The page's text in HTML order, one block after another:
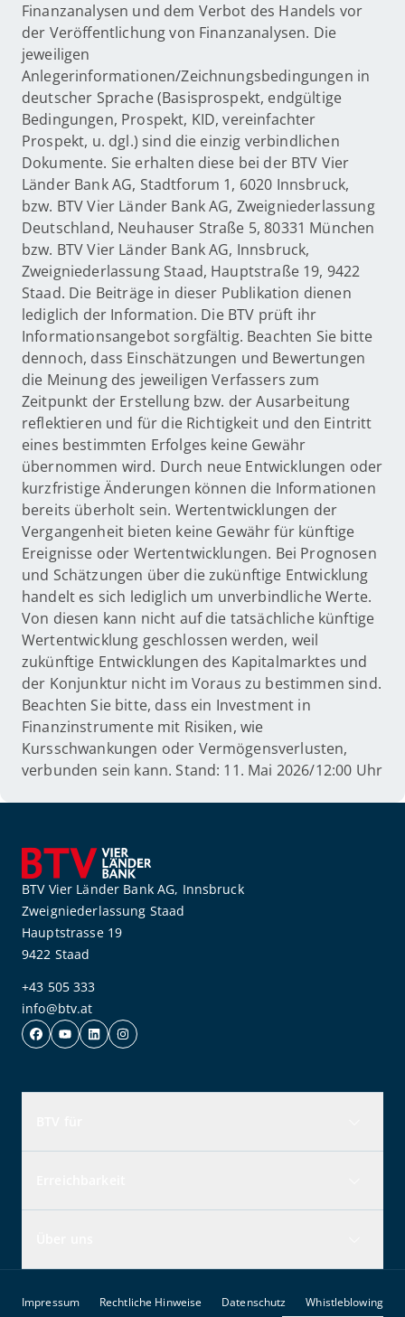
Finanzanalysen und dem Verbot des Handels vor
der Veröffentlichung von Finanzanalysen. Die
jeweiligen
Anlegerinformationen/Zeichnungsbedingungen in
deutscher Sprache (Basisprospekt, endgültige
Bedingungen, Prospekt, KID, vereinfachter
Prospekt, u. dgl.) sind die einzig verbindlichen
Dokumente. Sie erhalten diese bei der BTV Vier
Länder Bank AG, Stadtforum 1, 6020 Innsbruck,
bzw. BTV Vier Länder Bank AG, Zweigniederlassung
Deutschland, Neuhauser Straße 5, 80331 München
bzw. BTV Vier Länder Bank AG, Innsbruck,
Zweigniederlassung Staad, Hauptstraße 19, 9422
Staad. Die Beiträge in dieser Publikation dienen
lediglich der Information. Die BTV prüft ihr
Informationsangebot sorgfältig. Beachten Sie bitte
dennoch, dass Einschätzungen und Bewertungen
die Meinung des jeweiligen Verfassers zum
Zeitpunkt der Erstellung bzw. der Ausarbeitung
reflektieren und für die Richtigkeit und den Eintritt
eines bestimmten Erfolges keine Gewähr
übernommen wird. Durch neue Entwicklungen oder
kurzfristige Änderungen können die Informationen
bereits überholt sein. Wertentwicklungen der
Vergangenheit bieten keine Gewähr für künftige
Ereignisse oder Wertentwicklungen. Bei Prognosen
und Schätzungen über die zukünftige Entwicklung
handelt es sich lediglich um unverbindliche Werte.
Von diesen kann nicht auf die tatsächliche künftige
Wertentwicklung geschlossen werden, weil
zukünftige Entwicklungen des Kapitalmarktes und
der Konjunktur nicht im Voraus zu bestimmen sind.
Beachten Sie bitte, dass ein Investment in
Finanzinstrumente mit Risiken, wie
Kursschwankungen oder Vermögensverlusten,
verbunden sein kann. Stand: 11. Mai 2026/12:00 Uhr
BTV Vier Länder Bank AG, Innsbruck
Zweigniederlassung Staad
Hauptstrasse 19
9422 Staad
+43 505 333
info@btv.at
Impressum Rechtliche Hinweise Datenschutz
Whistleblowing